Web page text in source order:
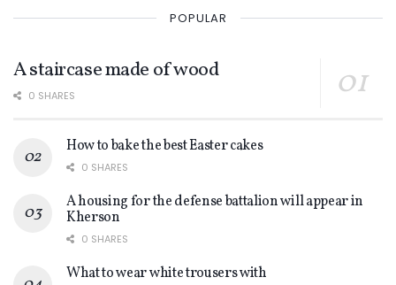
POPULAR
A staircase made of wood
0 SHARES
How to bake the best Easter cakes
0 SHARES
A housing for the defense battalion will appear in
Kherson
0 SHARES
What to wear white trousers with